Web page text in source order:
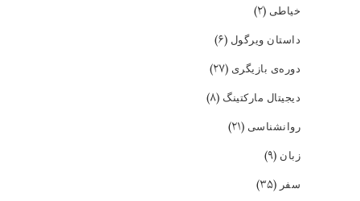
خیاطی (۲)
داستان ویرگول (۶)
دوره‌ی بازیگری (۲۷)
دیجیتال مارکتینگ (۸)
روانشناسی (۲۱)
زبان (۹)
سفر (۳۵)